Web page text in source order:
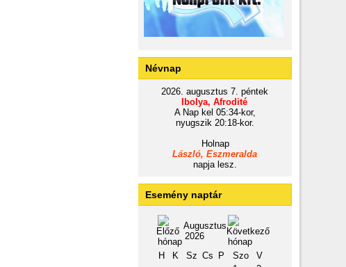
Névnap
2026. augusztus 7. péntek
Ibolya, Afrodité
A Nap kel 05:34-kor,
nyugszik 20:18-kor.
Holnap
László, Eszmeralda
napja lesz.
Esemény naptár
Augusztus
2026
H
K Sz Cs P Szo
V